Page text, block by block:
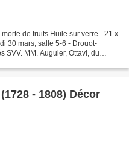
de fruits Huile sur verre - 21 x
30 mars, salle 5-6 - Drouot-
SVV. MM. Auguier, Ottavi, du
- 1808) Décor